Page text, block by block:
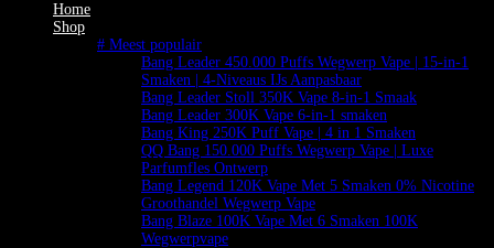
Home
Shop
# Meest populair
Bang Leader 450.000 Puffs Wegwerp Vape | 15-in-1
Smaken | 4-Niveaus IJs Aanpasbaar
Bang Leader Stoll 350K Vape 8-in-1 Smaak
Bang Leader 300K Vape 6-in-1 smaken
Bang King 250K Puff Vape | 4 in 1 Smaken
QQ Bang 150.000 Puffs Wegwerp Vape | Luxe
Parfumfles Ontwerp
Bang Legend 120K Vape Met 5 Smaken 0% Nicotine
Groothandel Wegwerp Vape
Bang Blaze 100K Vape Met 6 Smaken 100K
Wegwerpvape